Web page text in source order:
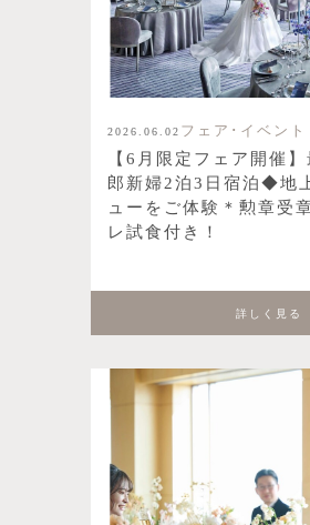
2026.06.02 フェア･イベント
【6月限定フェア開催
郎新婦2泊3日宿泊◆地
ューをご体験＊勲章受
レ試食付き！
詳しく見る